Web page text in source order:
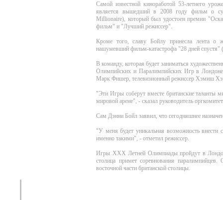
Самой известной киноработой 53-летнего
является вышедший в 2008 году фильм о
Millionaire), который был удостоен премии
фильм" и "Лучший режиссер".
Кроме того, славу Бойлу принесла лента о
нашумевший фильм-катастрофа "28 дней спустя"
В команду, которая будет заниматься
Олимпийских и Паралимпийских Игр в
Марк Фишер, телевизионный режиссер Хэмиш
"Эти Игры соберут вместе британские таланты
мировой арене", - сказал руководитель
Сам Дэнни Бойл заявил, что сегодняшнее
"У меня будет уникальная возможность внести
именно такими", - отметил режиссер.
Игры ХХХ Летней Олимпиады пройдут в
столица примет соревнования
восточной части британской столицы.